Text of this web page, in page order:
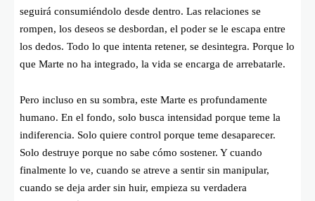
seguirá consumiéndolo desde dentro. Las relaciones se
rompen, los deseos se desbordan, el poder se le escapa entre
los dedos. Todo lo que intenta retener, se desintegra. Porque lo
que Marte no ha integrado, la vida se encarga de arrebatarle.
Pero incluso en su sombra, este Marte es profundamente
humano. En el fondo, solo busca intensidad porque teme la
indiferencia. Solo quiere control porque teme desaparecer.
Solo destruye porque no sabe cómo sostener. Y cuando
finalmente lo ve, cuando se atreve a sentir sin manipular,
cuando se deja arder sin huir, empieza su verdadera